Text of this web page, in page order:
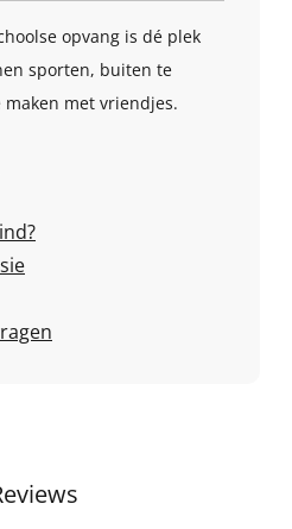
opvang is dé plek
sporten, buiten te
met vriendjes.